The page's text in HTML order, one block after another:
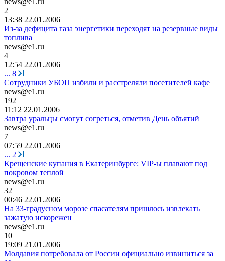
2
13:38 22.01.2006
Из-за дефицита газа энергетики переходят на резервные виды
топлива
news@e1.ru
4
12:54 22.01.2006
... 8
Сотрудники УБОП избили и расстреляли посетителей кафе
news@e1.ru
192
11:12 22.01.2006
Завтра уральцы смогут согреться, отметив День объятий
news@e1.ru
7
07:59 22.01.2006
... 2
Крещенские купания в Екатеринбурге: VIP-ы плавают под
покровом теплой
news@e1.ru
32
00:46 22.01.2006
На 33-градусном морозе спасателям пришлось извлекать
зажатую искорежен
news@e1.ru
10
19:09 21.01.2006
Молдавия потребовала от России официально извиниться за